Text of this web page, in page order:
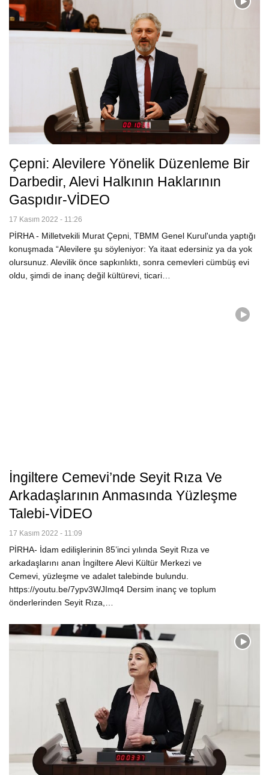
Çepni: Alevilere Yönelik Düzenleme Bir
Darbedir, Alevi Halkının Haklarının
Gaspıdır-VİDEO
17 Kasım 2022 - 11:26
PİRHA - Milletvekili Murat Çepni, TBMM Genel Kurul'unda yaptığı
konuşmada “Alevilere şu söyleniyor: Ya itaat edersiniz ya da yok
olursunuz. Alevilik önce sapkınlıktı, sonra cemevleri cümbüş evi
oldu, şimdi de inanç değil kültürevi, ticari…
İngiltere Cemevi’nde Seyit Rıza Ve
Arkadaşlarının Anmasında Yüzleşme
Talebi-VİDEO
17 Kasım 2022 - 11:09
PİRHA- İdam edilişlerinin 85’inci yılında Seyit Rıza ve
arkadaşlarını anan İngiltere Alevi Kültür Merkezi ve
Cemevi, yüzleşme ve adalet talebinde bulundu.
https://youtu.be/7ypv3WJImq4 Dersim inanç ve toplum
önderlerinden Seyit Rıza,…